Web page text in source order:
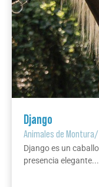
Django
Animales de Montura/
Django es un
presencia elegante...